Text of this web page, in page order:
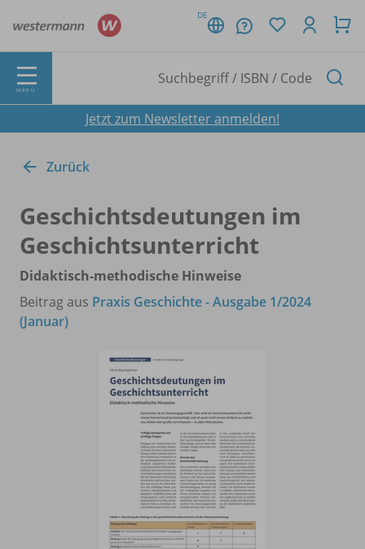
DE
MENÜ
Jetzt zum Newsletter anmelden!
Zurück
Geschichtsdeutungen im
Geschichtsunterricht
Didaktisch-methodische Hinweise
Beitrag aus Praxis Geschichte - Ausgabe 1/2024
(Januar)